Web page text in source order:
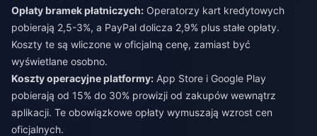
Opłaty bramek płatniczych: Operatorzy kart kredytowych
pobierają 2,5-3%, a PayPal dolicza 2,9% plus stałe opłaty.
Koszty te są wliczone w oficjalną cenę, zamiast być
wyświetlane osobno.
Koszty operacyjne platformy: App Store i Google Play
pobierają od 15% do 30% prowizji od zakupów wewnątrz
aplikacji. Te obowiązkowe opłaty wymuszają wzrost cen
oficjalnych.